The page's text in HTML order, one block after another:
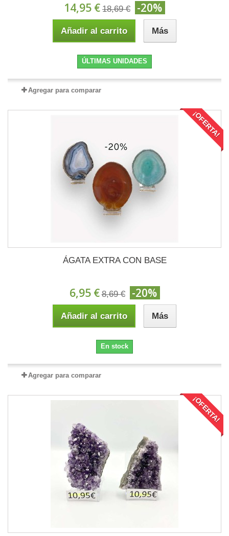
14,95 € 18,69 € -20%
Añadir al carrito Más
ÚLTIMAS UNIDADES
Agregar para comparar
¡OFERTA!
ÁGATA EXTRA CON BASE
6,95 € 8,69 € -20%
Añadir al carrito Más
En stock
Agregar para comparar
¡OFERTA!